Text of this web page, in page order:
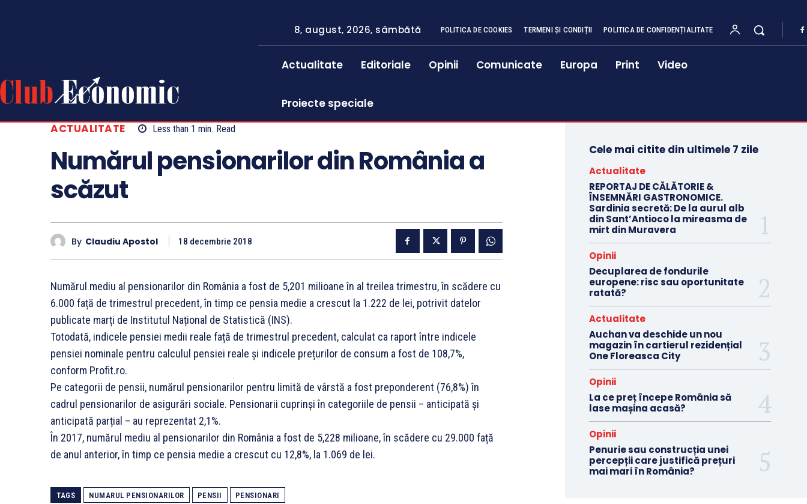
8, august, 2026, sâmbătă POLITICA DE COOKIES TERMENI ȘI CONDIȚII POLITICA DE CONFIDENȚIALITATE
Actualitate Editoriale Opinii Comunicate Europa Print Video
Proiecte speciale
ACTUALITATE
Less than 1 min. Read
Numărul pensionarilor din România a
scăzut
By Claudiu Apostol 18 decembrie 2018
Numărul mediu al pensionarilor din România a fost de 5,201 milioane în al treilea trimestru, în scădere cu
6.000 față de trimestrul precedent, în timp ce pensia medie a crescut la 1.222 de lei, potrivit datelor
publicate marți de Institutul Național de Statistică (INS).
Totodată, indicele pensiei medii reale față de trimestrul precedent, calculat ca raport între indicele
pensiei nominale pentru calculul pensiei reale și indicele prețurilor de consum a fost de 108,7%,
conform Profit.ro.
Pe categorii de pensii, numărul pensionarilor pentru limită de vârstă a fost preponderent (76,8%) în
cadrul pensionarilor de asigurări sociale. Pensionarii cuprinși în categoriile de pensii – anticipată și
anticipată parțial – au reprezentat 2,1%.
În 2017, numărul mediu al pensionarilor din România a fost de 5,228 milioane, în scădere cu 29.000 față
de anul anterior, în timp ce pensia medie a crescut cu 12,8%, la 1.069 de lei.
TAGS NUMARUL PENSIONARILOR PENSII PENSIONARI
Cele mai citite din ultimele 7 zile
Actualitate
REPORTAJ DE CĂLĂTORIE &
ÎNSEMNĂRI GASTRONOMICE.
Sardinia secretă: De la aurul alb
din Sant’Antioco la mireasma de
mirt din Muravera
Opinii
Decuplarea de fondurile
europene: risc sau oportunitate
ratată?
Actualitate
Auchan va deschide un nou
magazin în cartierul rezidențial
One Floreasca City
Opinii
La ce preț începe România să
lase mașina acasă?
Opinii
Penurie sau construcția unei
percepții care justifică prețuri
mai mari în România?